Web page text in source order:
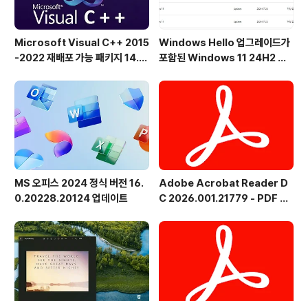
Microsoft Visual C++ 2015
-2022 재배포 가능 패키지 14.5
Windows Hello 업그레이드가
포함된 Windows 11 24H2 및
출시
MS 오피스 2024 정식 버전 16.
0.20228.20124 업데이트
Adobe Acrobat Reader D
C 2026.001.21779 - PDF 뷰